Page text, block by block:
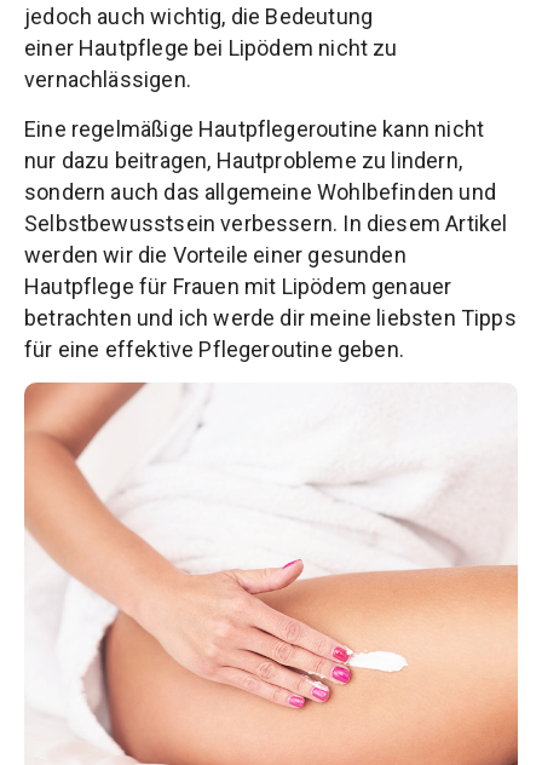
jedoch auch wichtig, die Bedeutung
einer Hautpflege bei Lipödem nicht zu
vernachlässigen.
Eine regelmäßige Hautpflegeroutine kann nicht
nur dazu beitragen, Hautprobleme zu lindern,
sondern auch das allgemeine Wohlbefinden und
Selbstbewusstsein verbessern. In diesem Artikel
werden wir die Vorteile einer gesunden
Hautpflege für Frauen mit Lipödem genauer
betrachten und ich werde dir meine liebsten Tipps
für eine effektive Pflegeroutine geben.